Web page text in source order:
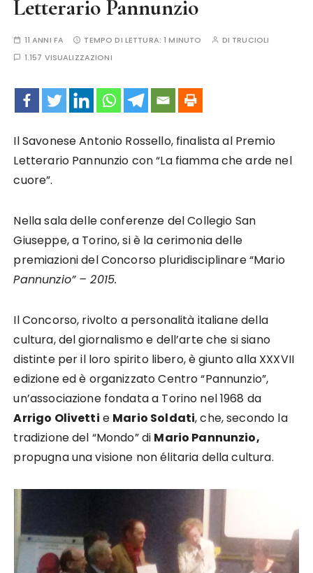
Letterario Pannunzio
11 ANNI FA TEMPO DI LETTURA:1 MINUTO DI TRUCIOLI
1.157 VISUALIZZAZIONI
Il Savonese Antonio Rossello, finalista al Premio
Letterario Pannunzio con “La fiamma che arde nel
cuore”.
Nella sala delle conferenze del Collegio San
Giuseppe, a Torino, si è la cerimonia delle
premiazioni del Concorso pluridisciplinare “Mario
Pannunzio” – 2015.
Il Concorso, rivolto a personalità italiane della
cultura, del giornalismo e dell’arte che si siano
distinte per il loro spirito libero, è giunto alla XXXVII
edizione ed è organizzato Centro “Pannunzio”,
un’associazione fondata a Torino nel 1968 da
Arrigo Olivetti e Mario Soldati, che, secondo la
tradizione del “Mondo” di Mario Pannunzio,
propugna una visione non élitaria della cultura.